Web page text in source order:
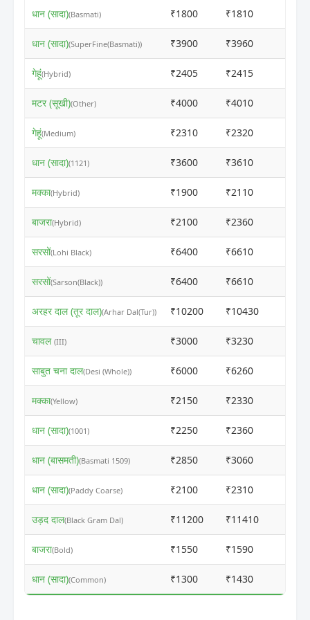
धान (सादा)(Basmati) ₹1800 ₹1810
धान (सादा)(SuperFine(Basmati)) ₹3900 ₹3960
गेहूं(Hybrid) ₹2405 ₹2415
मटर (सूखी)(Other) ₹4000 ₹4010
गेहूं(Medium) ₹2310 ₹2320
धान (सादा)(1121) ₹3600 ₹3610
मक्का(Hybrid) ₹1900 ₹2110
बाजरा(Hybrid) ₹2100 ₹2360
सरसों(Lohi Black) ₹6400 ₹6610
सरसों(Sarson(Black)) ₹6400 ₹6610
अरहर दाल (तूर दाल)(Arhar Dal(Tur)) ₹10200 ₹10430
चावल (III) ₹3000 ₹3230
साबुत चना दाल(Desi (Whole)) ₹6000 ₹6260
मक्का(Yellow) ₹2150 ₹2330
धान (सादा)(1001) ₹2250 ₹2360
धान (बासमती)(Basmati 1509) ₹2850 ₹3060
धान (सादा)(Paddy Coarse) ₹2100 ₹2310
उड़द दाल(Black Gram Dal) ₹11200 ₹11410
बाजरा(Bold) ₹1550 ₹1590
धान (सादा)(Common) ₹1300 ₹1430